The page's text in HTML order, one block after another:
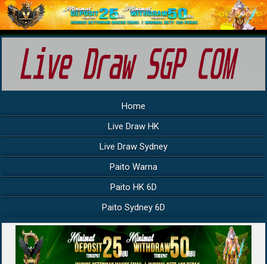
Home
Live Draw HK
Live Draw Sydney
Paito Warna
Paito HK 6D
Paito Sydney 6D